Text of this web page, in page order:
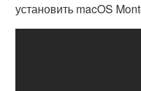
установить macOS